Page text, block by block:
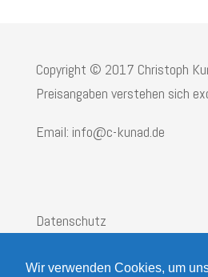
Wir verwenden Cookies, um
Copyright © 2017 Christoph
Preisangaben verstehen sich
Email: info@c-kunad.de
Datenschutz